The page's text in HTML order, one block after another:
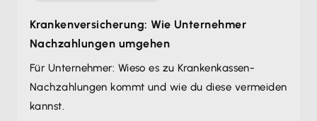
Krankenversicherung: Wie Unternehmer
Nachzahlungen umgehen
Für Unternehmer: Wieso es zu Krankenkassen-
Nachzahlungen kommt und wie du diese vermeiden
kannst.